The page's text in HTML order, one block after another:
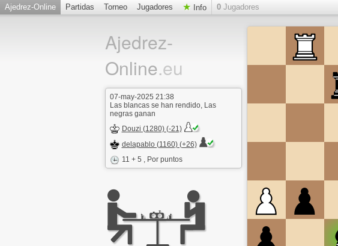
Ajedrez-Online Partidas Torneo Jugadores Info 0 Jugadores
Ajedrez-
Online.eu
07-may-2025 21:38
Las blancas se han rendido, Las
negras ganan
Douzi (1280) (-21)
delapablo (1160) (+26)
11 + 5 , Por puntos